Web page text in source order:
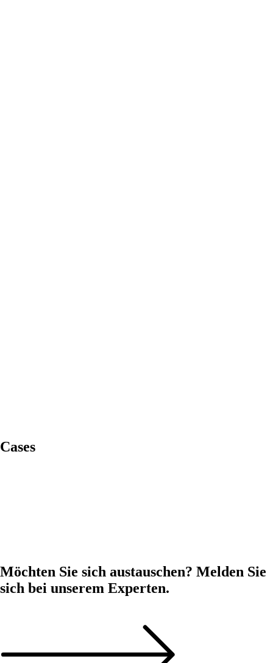
Cases
Möchten Sie sich austauschen? Melden Sie
sich bei unserem Experten.